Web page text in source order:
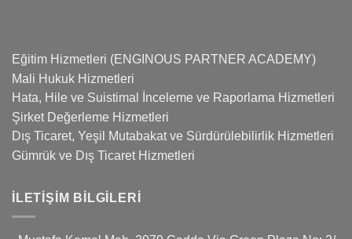
Eğitim Hizmetleri (ENGINOUS PARTNER ACADEMY)
Mali Hukuk Hizmetleri
Hata, Hile ve Suistimal İnceleme ve Raporlama Hizmetleri
Şirket Değerleme Hizmetleri
Dış Ticaret, Yeşil Mutabakat ve Sürdürülebilirlik Hizmetleri
Gümrük ve Dış Ticaret Hizmetleri
İLETIŞIM BILGILERI